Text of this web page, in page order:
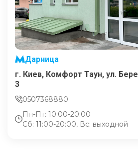
Дарница
г. Киев, Комфорт Таун, ул.
3
0507368880
Пн-Пт: 10:00-20:00
Сб: 11:00-20:00, Вс: выходной